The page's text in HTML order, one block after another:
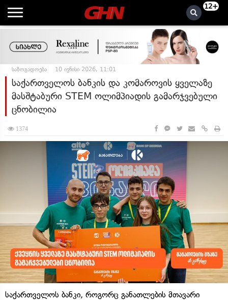
12+
საზოგადოება 10 ივნისი 2026, 11:01
საქართველოს ბანკის და კომაროვის ყველაზე
მასშტაბური STEM ოლიმპიადის გამარჯვებული
ცნობილია
1374
საქართველოს ბანკი, როგორც განათლების მთავარი